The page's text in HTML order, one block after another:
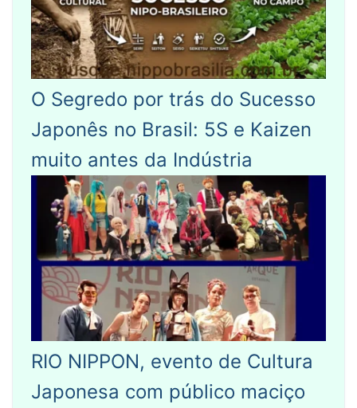
O Segredo por trás do Sucesso
Japonês no Brasil: 5S e Kaizen
muito antes da Indústria
RIO NIPPON, evento de Cultura
Japonesa com público maciço